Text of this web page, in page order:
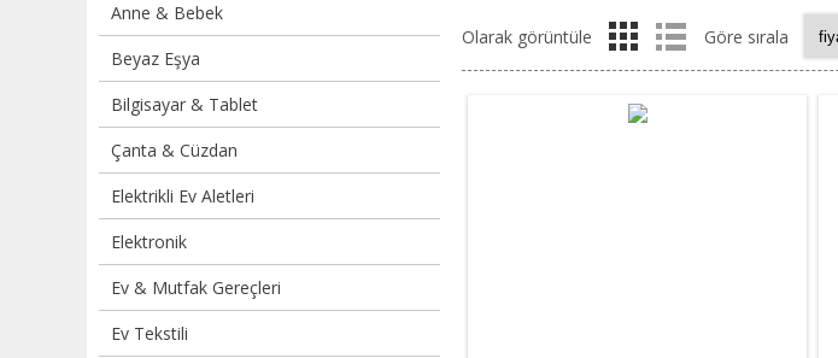
Anne & Bebek
Beyaz Eşya
Bilgisayar & Tablet
Çanta & Cüzdan
Elektrikli Ev Aletleri
Elektronik
Ev & Mutfak Gereçleri
Ev Tekstili
Olarak görüntüle Göre sırala